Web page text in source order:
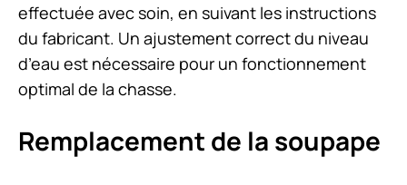
effectuée avec soin, en suivant les instructions
du fabricant. Un ajustement correct du niveau
d’eau est nécessaire pour un fonctionnement
optimal de la chasse.
Remplacement de la soupape